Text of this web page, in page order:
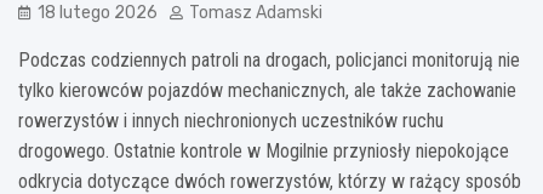
18 lutego 2026 Tomasz Adamski
Podczas codziennych patroli na drogach, policjanci monitorują nie
tylko kierowców pojazdów mechanicznych, ale także zachowanie
rowerzystów i innych niechronionych uczestników ruchu
drogowego. Ostatnie kontrole w Mogilnie przyniosły niepokojące
odkrycia dotyczące dwóch rowerzystów, którzy w rażący sposób